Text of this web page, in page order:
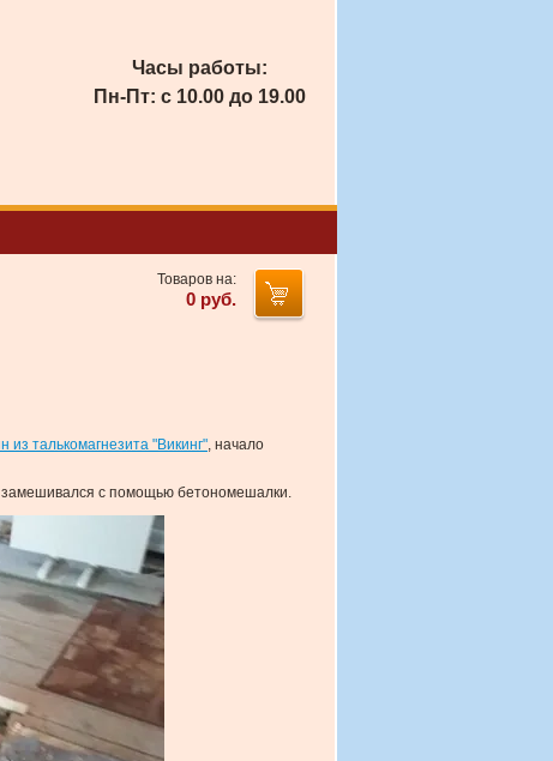
Часы работы:
Пн-Пт: с 10.00 до 19.00
Товаров на:
0 руб.
из талькомагнезита "Викинг" , начало
с помощью бетономешалки.